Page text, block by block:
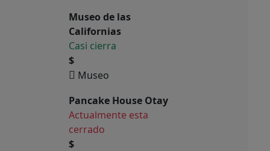
Museo de las
Californias
Casi cierra
$
Museo
Pancake House Otay
Actualmente esta
cerrado
$